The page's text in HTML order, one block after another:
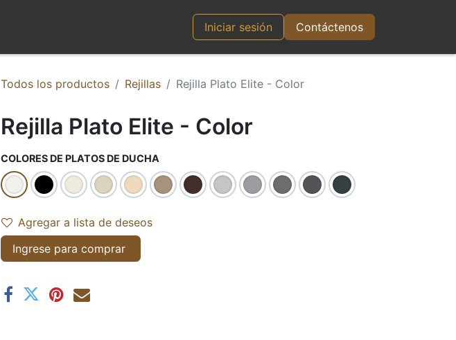
CONTACTOIniciar sesión Contáctenos
Todos los productos Rejillas Rejilla Plato Elite - Color
Rejilla Plato Elite - Color
COLORES DE PLATOS DE DUCHA
Agregar a lista de deseos
Ingrese para comprar